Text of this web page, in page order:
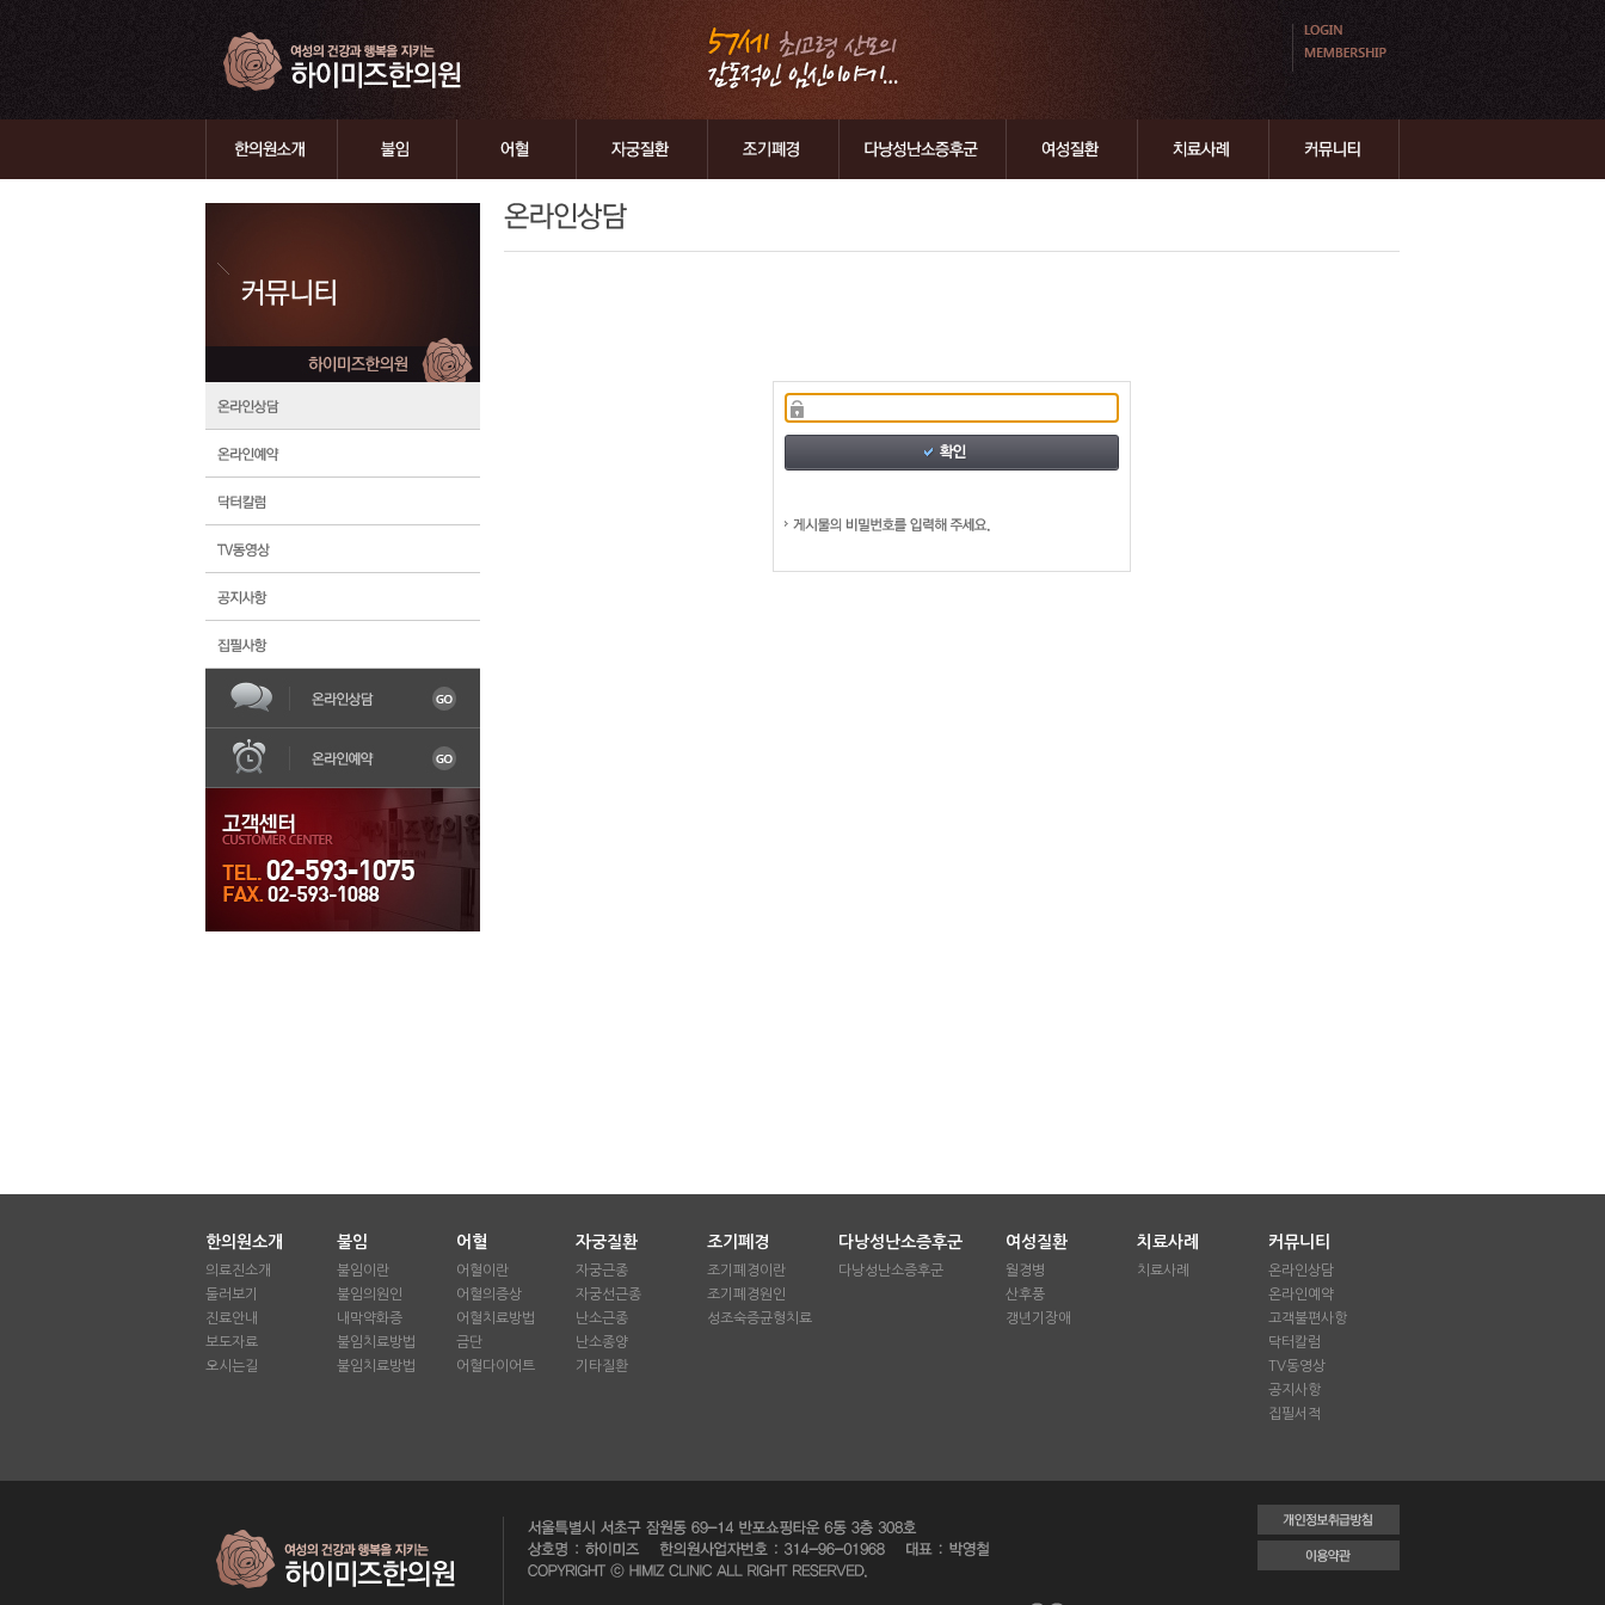
한의원소개
한의원소개
의료진소개
둘러보기
진료안내
보도자료
오시는길
불임
불임이란
불임의원인
내막약화증
불임치료방법
불임치료방법
어혈
어혈이란
어혈의증상
어혈치료방법
금단
어혈다이어트
자궁질환
자궁근종
자궁선근종
난소근종
난소종양
기타질환
조기폐경
조기폐경이란
조기폐경원인
성조숙증균형치료
다낭성난소증후군
다낭성난소증후군
여성질환
월경병
산후풍
갱년기장애
치료사례
치료사례
커뮤니티
온라인상담
온라인예약
고객불편사항
닥터칼럼
TV동영상
공지사항
집필서적